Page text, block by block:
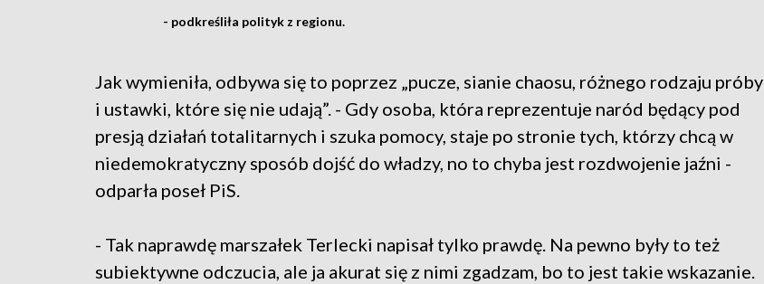
- podkreśliła polityk z regionu.
Jak wymieniła, odbywa się to poprzez „pucze, sianie chaosu, różnego rodzaju próby
i ustawki, które się nie udają”. - Gdy osoba, która reprezentuje naród będący pod
presją działań totalitarnych i szuka pomocy, staje po stronie tych, którzy chcą w
niedemokratyczny sposób dojść do władzy, no to chyba jest rozdwojenie jaźni -
odparła poseł PiS.
- Tak naprawdę marszałek Terlecki napisał tylko prawdę. Na pewno były to też
subiektywne odczucia, ale ja akurat się z nimi zgadzam, bo to jest takie wskazanie.